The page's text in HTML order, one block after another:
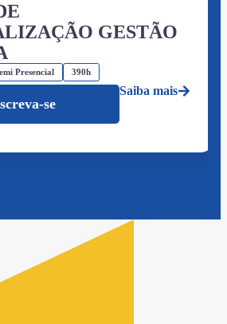
GESTÃO
Presencial 390h
se
Saiba mais